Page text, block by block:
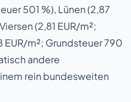
501 %), Lünen (2,87
(2,81 EUR/m²;
EUR/m²; Grundsteuer 790
andere
rein bundesweiten